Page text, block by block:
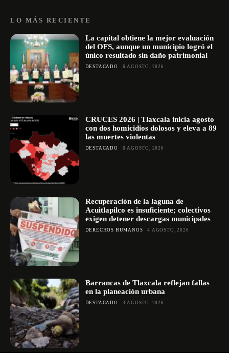
LO MÁS RECIENTE
La capital obtiene la mejor evaluación
del OFS, aunque un municipio logró el
único resultado sin daño patrimonial
DESTACADO 6 AGOSTO, 2026
CRUCES 2026 | Tlaxcala inicia agosto
con dos homicidios dolosos y eleva a 89
las muertes violentas
DESTACADO 6 AGOSTO, 2026
Recuperación de la laguna de
Acuitlapilco es insuficiente; colectivos
exigen detener descargas municipales
DERECHOS HUMANOS 4 AGOSTO, 2026
Barrancas de Tlaxcala reflejan fallas
en la planeación urbana
DESTACADO 3 AGOSTO, 2026